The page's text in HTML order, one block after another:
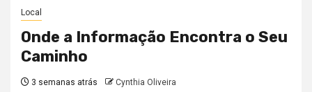
Local
Onde a Informação Encontra o Seu
Caminho
3 semanas atrás Cynthia Oliveira